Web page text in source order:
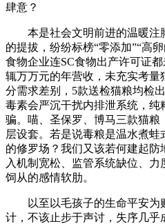
肆意？
本是社会文明前进的温暖注
的提拔，纷纷标榜“零添加”“高
食物企业连SC食物出产许可证
辄万万元的年营收，未充实考
分需求差别，5款送检猫粮均
毒素会严沉干扰内排泄系统，
骗。喵、圣保罗、博马三款猫粮
层设套。若是说毒粮是温水煮蛙
的修罗场？我们又该若何建起
入机制宽松、监管系统缺位、
饲从的感情软肋。
以至以毛孩子的生命平安为
计，不该止步于声讨，失序几乎